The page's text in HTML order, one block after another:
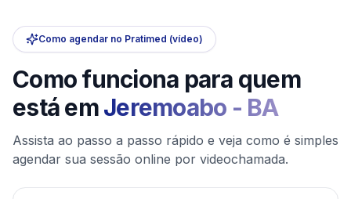
Como agendar no Pratimed (vídeo)
Como funciona para quem
está em Jeremoabo - BA
Assista ao passo a passo rápido e veja como é simples
agendar sua sessão online por videochamada.